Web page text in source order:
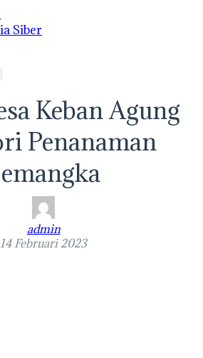
Siber
Keban Agung
Penanaman
admin
14 Februari 2023